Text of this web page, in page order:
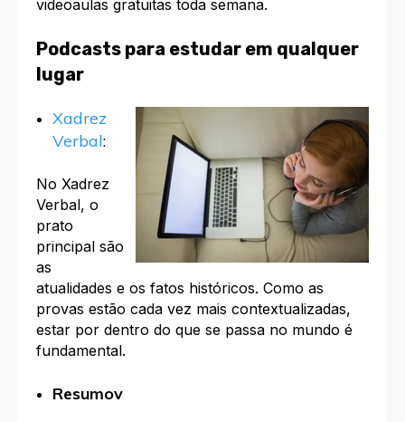
videoaulas gratuitas toda semana.
Podcasts para estudar em qualquer
lugar
Xadrez
Verbal:
No Xadrez
Verbal, o
prato
principal são
as
atualidades e os fatos históricos. Como as
provas estão cada vez mais contextualizadas,
estar por dentro do que se passa no mundo é
fundamental.
Resumov